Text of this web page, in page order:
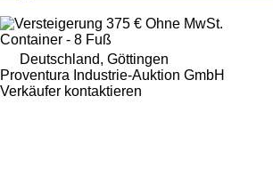
375 € Ohne MwSt.
Container - 8 Fuß
Deutschland, Göttingen
Proventura Industrie-Auktion GmbH
Verkäufer kontaktieren